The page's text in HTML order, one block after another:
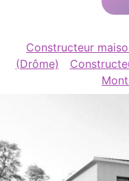
Constructeur
(Drôme)